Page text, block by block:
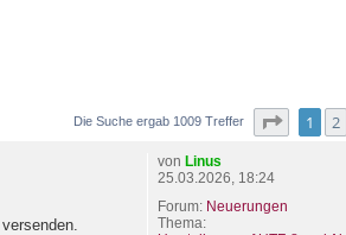
Die Suche ergab 1009 Treffer Seite1 2
von Linus
25.03.2026, 18:24
Forum: Neuerungen
Thema: